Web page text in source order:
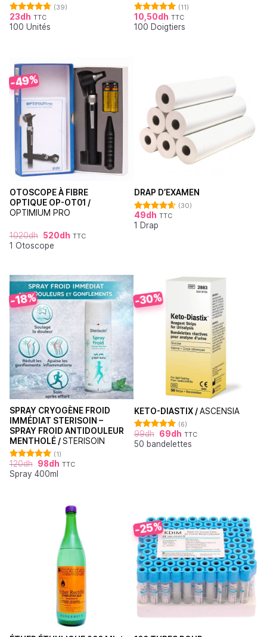
Note4.79
sur 5
(39)
23dh TTC
100 Unités
Note5.00
sur 5
(11)
10,50dh TTC
100 Doigtiers
-49%
OTOSCOPE À FIBRE
OPTIQUE OP-OT01 /
OPTIMIUM PRO
1020dh 520dh TTC
1 Otoscope
DRAP D’EXAMEN
Note4.62
sur 5
(30)
49dh TTC
1 Drap
-18%
SPRAY CRYOGÈNE FROID
IMMÉDIAT STERISOIN –
SPRAY FROID ANTIDOULEUR
MENTHOLÉ /STERISOIN
Note5.00
sur 5
(1)
120dh 98dh TTC
Spray 400ml
-30%
KETO-DIASTIX /ASCENSIA
Note5.00
sur 5
(6)
99dh 69dh TTC
50 bandelettes
-25%